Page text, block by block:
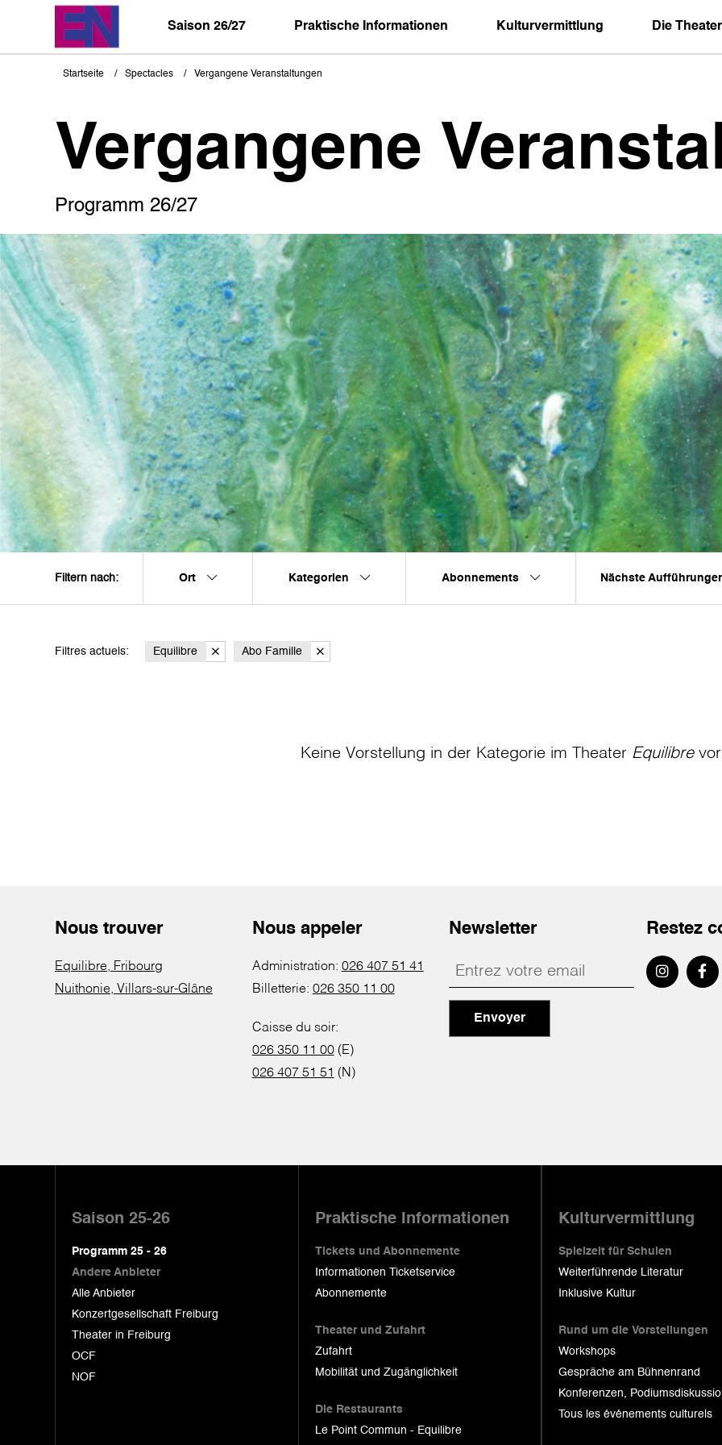
Saison 26/27 Praktische Informationen Kulturvermittlung Die Theater
Pfadnavigation
Startseite Spectacles Vergangene Veranstaltungen
Vergangene
Programm 26/27
Filtern nach: Ort Kategorien Abonnements Nächste
Filtres actuels: Equilibre Abo Famille
Keine Vorstellung in der Kategorie im Theater Equilibre
Nous trouver
Equilibre, Fribourg
Nuithonie, Villars-sur-Glâne
Nous appeler
Administration: 026 407 51 41
Billetterie: 026 350 11 00
Caisse du soir:
026 350 11 00(E)
026 407 51 51 (N)
Newsletter
Envoyer
Restez
Saison 25-26
Programm 25 - 26
Andere Anbieter
Alle Anbieter
Konzertgesellschaft Freiburg
Theater in Freiburg
OCF
NOF
Praktische Informationen
Tickets und Abonnemente
Informationen Ticketservice
Abonnemente
Theater und Zufahrt
Zufahrt
Mobilität und Zugänglichkeit
Die Restaurants
Le Point Commun - Equilibre
Kulturvermittlung
Spielzeit für Schulen
Weiterführende Literatur
Inklusive Kultur
Rund um die Vorstellungen
Workshops
Gespräche am Bühnenrand
Konferenzen,
Tous les événements culturels